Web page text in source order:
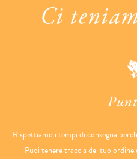
Ci
Rispettiamo i tempi di consegna
Puoi tenere traccia del tuo ordine